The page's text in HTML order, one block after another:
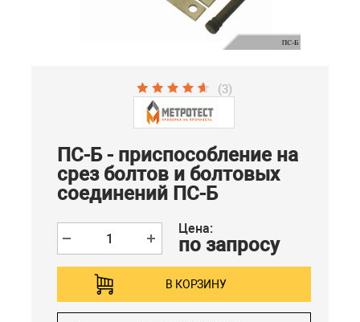
(3)
ПС-Б - приспособление на
срез болтов и болтовых
соединений ПС-Б
Цена:
по запросу
В КОРЗИНУ